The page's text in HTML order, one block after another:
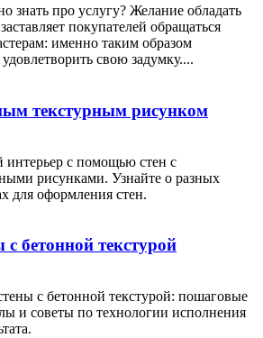
знать про услугу? Желание обладать
покупателей обращаться
именно таким образом
свою задумку....
текстурным рисунком
интерьер с помощью стен с
рисунками. Узнайте о разных
для оформления стен.
бетонной текстурой
с бетонной текстурой: пошаговые
и советы по технологии исполнения